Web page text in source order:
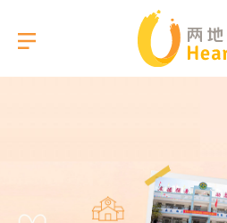
关于我们